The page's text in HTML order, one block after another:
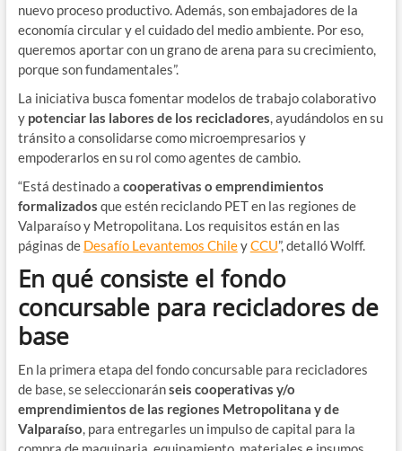
nuevo proceso productivo. Además, son embajadores de la
economía circular y el cuidado del medio ambiente. Por eso,
queremos aportar con un grano de arena para su crecimiento,
porque son fundamentales”.
La iniciativa busca fomentar modelos de trabajo colaborativo
y potenciar las labores de los recicladores, ayudándolos en su
tránsito a consolidarse como microempresarios y
empoderarlos en su rol como agentes de cambio.
“Está destinado a cooperativas o emprendimientos
formalizados que estén reciclando PET en las regiones de
Valparaíso y Metropolitana. Los requisitos están en las
páginas de Desafío Levantemos ChileyCCU”, detalló Wolff.
En qué consiste el fondo
concursable para recicladores de
base
En la primera etapa del fondo concursable para recicladores
de base, se seleccionaránseis cooperativas y/o
emprendimientos de las regiones Metropolitana y de
Valparaíso, para entregarles un impulso de capital para la